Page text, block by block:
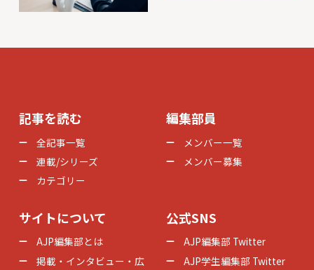
記事を読む
全記事一覧
連載/シリーズ
カテゴリー
編集部員
メンバー一覧
メンバー募集
サイトについて
AJP編集部とは
掲載・インタビュー・広
公式SNS
AJP編集部 Twitter
AJP学生編集部 Twitter